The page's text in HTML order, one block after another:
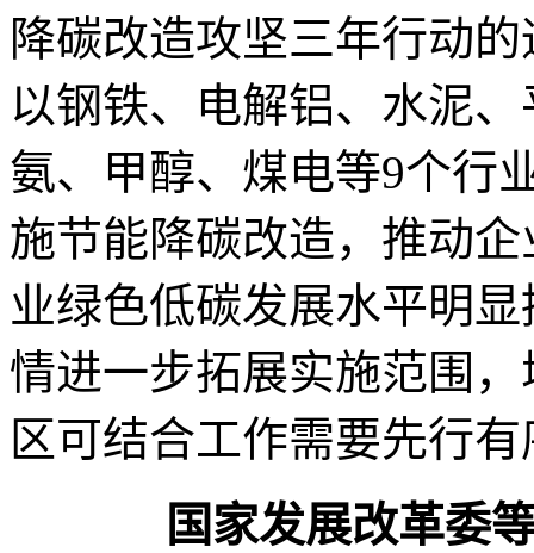
降碳改造攻坚三年行动
以钢铁、电解铝、水泥
氨、甲醇、煤电等9个行
施节能降碳改造，推动
业绿色低碳发展水平明
情进一步拓展实施范围
区可结合工作需要先行
国家发展改革委